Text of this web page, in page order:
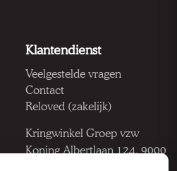
Klantendienst
Veelgestelde vragen
Contact
Reloved (zakelijk)
Kringwinkel Groep vzw
Koning Albertlaan 124, 9000